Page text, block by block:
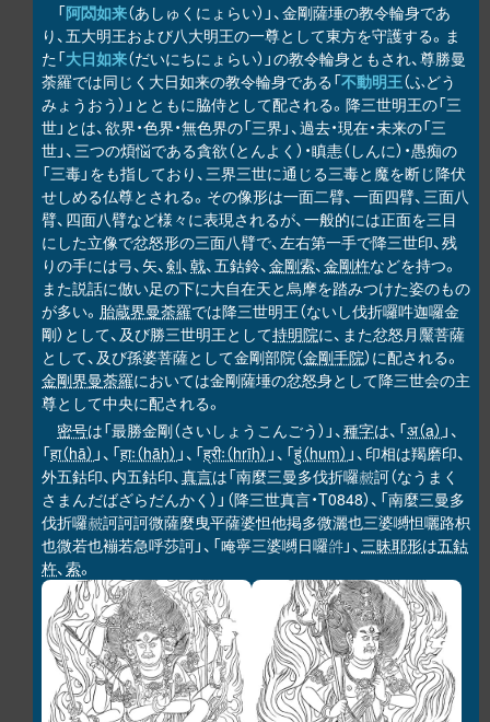
「阿閦如来（あしゅくにょらい）」、金剛薩埵の教令輪身であ
り、五大明王および八大明王の一尊として東方を守護する。ま
た「大日如来（だいにちにょらい）」の教令輪身ともされ、尊勝曼
荼羅では同じく大日如来の教令輪身である「不動明王（ふどう
みょうおう）」とともに脇侍として配される。降三世明王の「三
世」とは、欲界・色界・無色界の「三界」、過去・現在・未来の「三
世」、三つの煩悩である貪欲（とんよく）・瞋恚（しんに）・愚痴の
「三毒」をも指しており、三界三世に通じる三毒と魔を断じ降伏
せしめる仏尊とされる。その像形は一面二臂、一面四臂、三面八
臂、四面八臂など様々に表現されるが、一般的には正面を三目
にした立像で忿怒形の三面八臂で、左右第一手で降三世印、残
りの手には弓、矢、剣、戟、五鈷鈴、金剛索、金剛杵などを持つ。
また説話に倣い足の下に大自在天と烏摩を踏みつけた姿のもの
が多い。 胎蔵界曼荼羅では降三世明王（ないし伐折囉吽迦囉金
剛）として、及び勝三世明王として持明院に、また忿怒月黶菩薩
として、及び孫婆菩薩として金剛部院（金剛手院）に配される。
金剛界曼荼羅においては金剛薩埵の忿怒身として降三世会の主
尊として中央に配される。
密号は「最勝金剛（さいしょうこんごう）」、種字は、「अ（a） 」、
「हा（hā） 」、「हाः（hāḥ） 」、「ह्रीः（hrīḥ） 」、「हुं（huṃ） 」、印相は羯磨印、
外五鈷印、内五鈷印、真言は「南麼三曼多伐折囉𧹞訶（なうまく
さまんだばざらだんかく）」（降三世真言・T0848）、「南麼三曼多
伐折囉𧹞訶訶訶微薩麼曳平薩婆怛他掲多微灑也三婆嚩怛囇路枳
也微若也䙖若急呼莎訶」、「唵寧三婆嚩日囉𤙖 」、三昧耶形は五鈷
杵、索。